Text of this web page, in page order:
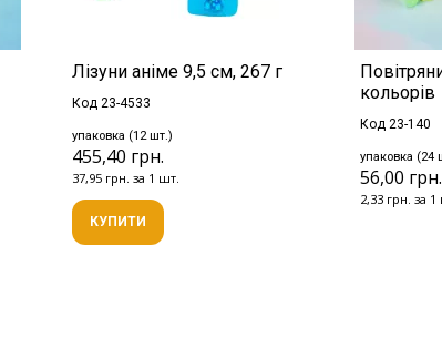
Лізуни аніме 9,5 см, 267 г
Код 23-4533
упаковка (12 шт.)
455,40 грн.
37,95 грн. за 1 шт.
КУПИТИ
кольорів
Код 23-140
упаковка (24
56,00 грн.
2,33 грн. за 1